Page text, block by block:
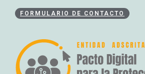
FORMULARIO DE CONTACTO